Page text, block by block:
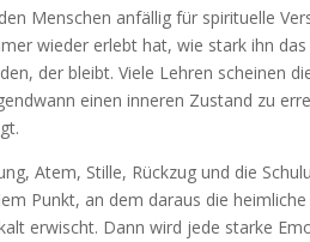
Menschen anfällig für spirituelle
wieder erlebt hat, wie stark ihn
der bleibt. Viele Lehren scheinen
einen inneren Zustand zu
Atem, Stille, Rückzug und die
Punkt, an dem daraus die
erwischt. Dann wird jede starke